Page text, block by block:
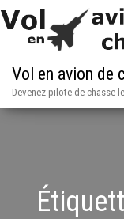
Vol en avion de
Devenez pilote de chasse